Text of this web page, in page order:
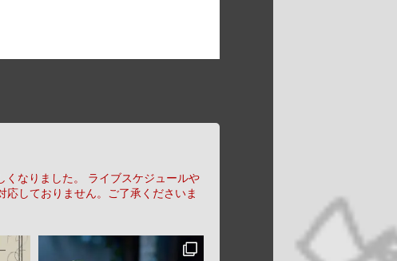
なりました。
ライブスケジュールや
しておりません。ご了承くださいま